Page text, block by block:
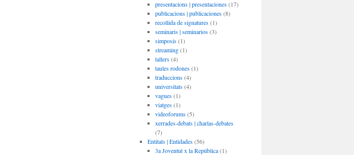
presentacions | presentaciones(17)
publicacions | publicaciones(8)
recollida de signatures(1)
seminaris | seminarios(3)
simposis(1)
streaming(1)
tallers(4)
taules rodones(1)
traduccions(4)
universitats(4)
vagues(1)
viatges(1)
videoforums(5)
xerrades-debats | charlas-debates
(7)
Entitats | Entidades(56)
3a Joventut x la República(1)